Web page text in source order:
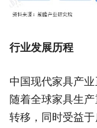
行业发展历程
中国现代家具产
随着全球家具生
转移，同时受益